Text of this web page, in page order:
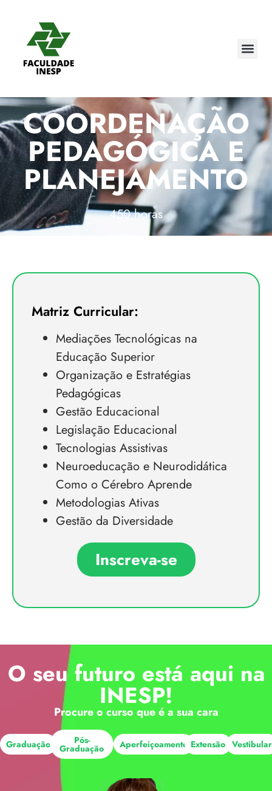
COORDENAÇÃO
PEDAGÓGICA E
PLANEJAMENTO
450 horas
Matriz Curricular:
Mediações Tecnológicas na
Educação Superior
Organização e Estratégias
Pedagógicas
Gestão Educacional
Legislação Educacional
Tecnologias Assistivas
Neuroeducação e Neurodidática
Como o Cérebro Aprende
Metodologias Ativas
Gestão da Diversidade
Inscreva-se
O seu futuro está aqui na
INESP!
Procure o curso que é a sua cara
Graduação Pós-
Graduação Aperfeiçoamento Extensão Vestibular